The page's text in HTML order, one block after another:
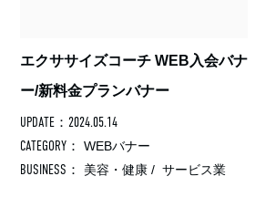
ナ
エクササイズコーチ 5月キャンペ
ーンバナー
UPDATE：2024.05.13
CATEGORY： WEBバナー
BUSINESS： 美容・健康/ サービス業